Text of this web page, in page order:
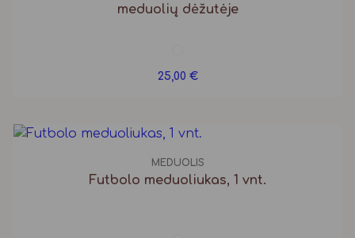
meduolių dėžutėje
25,00 €
MEDUOLIS
Futbolo meduoliukas, 1 vnt.